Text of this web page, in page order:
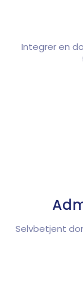
Integrer en
Selvbetjent